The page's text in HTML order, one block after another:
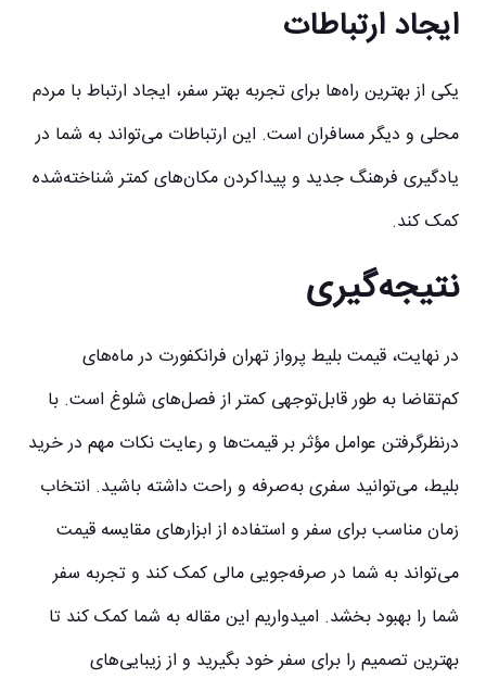
ایجاد ارتباطات
یکی از بهترین راه‌ها برای تجربه بهتر سفر، ایجاد ارتباط با مردم
محلی و دیگر مسافران است. این ارتباطات می‌تواند به شما در
یادگیری فرهنگ جدید و پیداکردن مکان‌های کمتر شناخته‌شده
کمک کند.
نتیجه‌گیری
در نهایت، قیمت بلیط پرواز تهران فرانکفورت در ماه‌های
کم‌تقاضا به طور قابل‌توجهی کمتر از فصل‌های شلوغ است. با
درنظرگرفتن عوامل مؤثر بر قیمت‌ها و رعایت نکات مهم در خرید
بلیط، می‌توانید سفری به‌صرفه و راحت داشته باشید. انتخاب
زمان مناسب برای سفر و استفاده از ابزارهای مقایسه قیمت
می‌تواند به شما در صرفه‌جویی مالی کمک کند و تجربه سفر
شما را بهبود بخشد. امیدواریم این مقاله به شما کمک کند تا
بهترین تصمیم را برای سفر خود بگیرید و از زیبایی‌های